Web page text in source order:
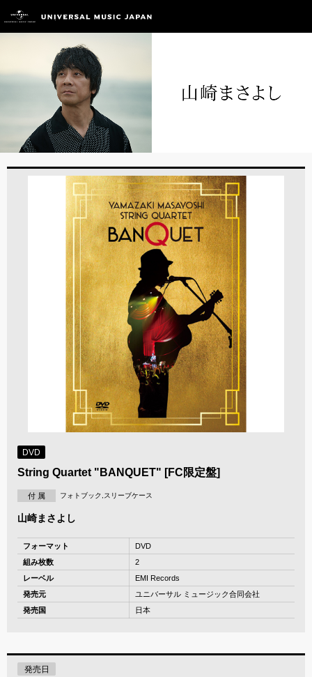
DVD
String Quartet "BANQUET" [FC限定盤]
付 属 フォトブック,スリーブケース
山崎まさよし
フォーマット
DVD
組み枚数
2
レーベル
EMI Records
発売元
ユニバーサル ミュージック合同会社
発売国
日本
発売日